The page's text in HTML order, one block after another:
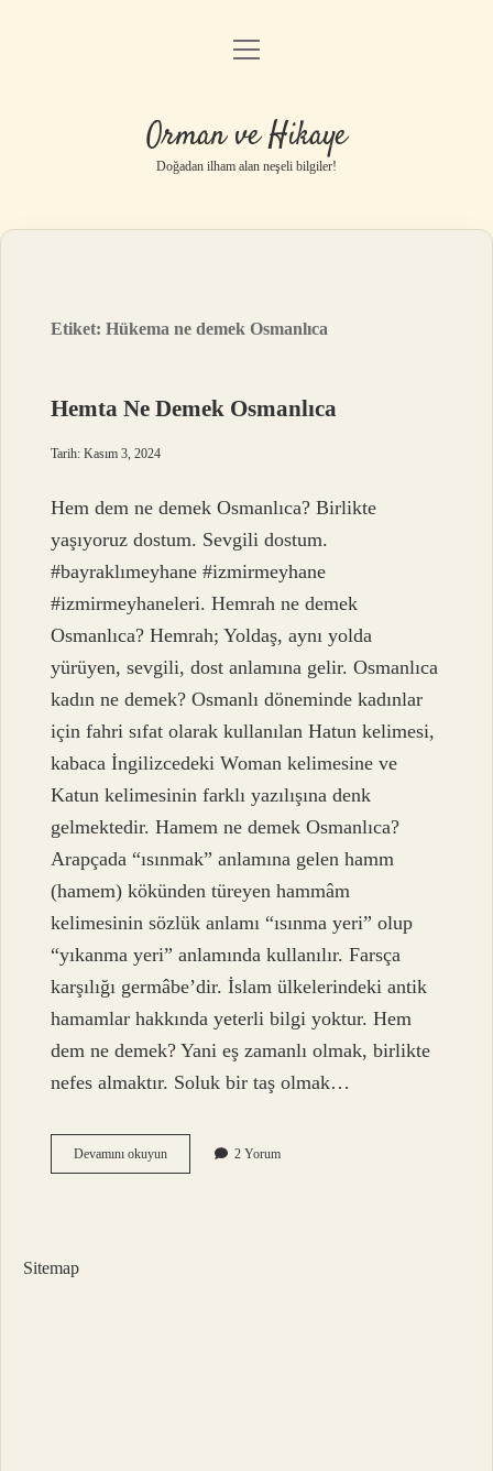
Anasayfa
Yasal Uyarı
menüyü
Orman ve Hikaye
Doğadan ilham alan neşeli bilgiler!
Etiket:Hükema ne demek Osmanlıca
Hemta Ne Demek Osmanlıca
Tarih: Kasım 3, 2024
Hem dem ne demek Osmanlıca? Birlikte
yaşıyoruz dostum. Sevgili dostum.
#bayraklımeyhane #izmirmeyhane
#izmirmeyhaneleri. Hemrah ne demek
Osmanlıca? Hemrah; Yoldaş, aynı yolda
yürüyen, sevgili, dost anlamına gelir. Osmanlıca
kadın ne demek? Osmanlı döneminde kadınlar
için fahri sıfat olarak kullanılan Hatun kelimesi,
kabaca İngilizcedeki Woman kelimesine ve
Katun kelimesinin farklı yazılışına denk
gelmektedir. Hamem ne demek Osmanlıca?
Arapçada “ısınmak” anlamına gelen hamm
(hamem) kökünden türeyen hammâm
kelimesinin sözlük anlamı “ısınma yeri” olup
“yıkanma yeri” anlamında kullanılır. Farsça
karşılığı germâbe’dir. İslam ülkelerindeki antik
hamamlar hakkında yeterli bilgi yoktur. Hem
dem ne demek? Yani eş zamanlı olmak, birlikte
nefes almaktır. Soluk bir taş olmak…
Devamını okuyunHemta
Ne
2 Yorum
Sitemap